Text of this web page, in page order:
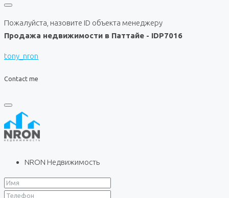
Пожалуйста, назовите ID объекта менеджеру
Продажа недвижимости в Паттайе - IDP7016
tony_nron
Contact me
NRON Недвижимость